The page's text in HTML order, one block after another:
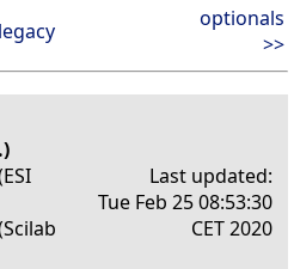
legacy
optionals
>>
Last updated:
Tue Feb 25 08:53:30
CET 2020